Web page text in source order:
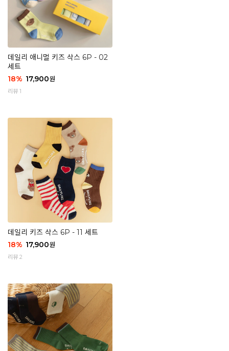
데일리 애니멀 키즈 삭스 6P - 02
세트
18% 17,900원
리뷰 1
데일리 키즈 삭스 6P - 11 세트
18% 17,900원
리뷰 2